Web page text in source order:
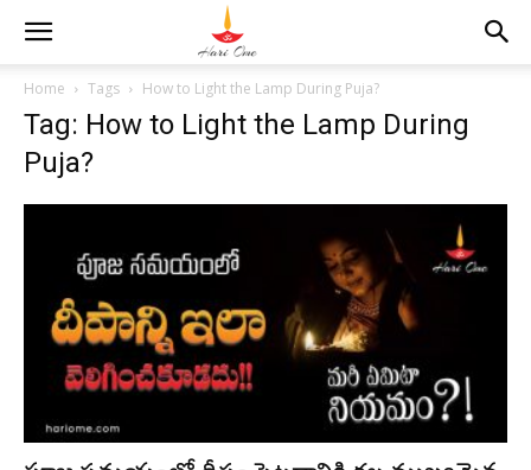
Home Tags How to Light the Lamp During Puja?
Tag: How to Light the Lamp During
Puja?